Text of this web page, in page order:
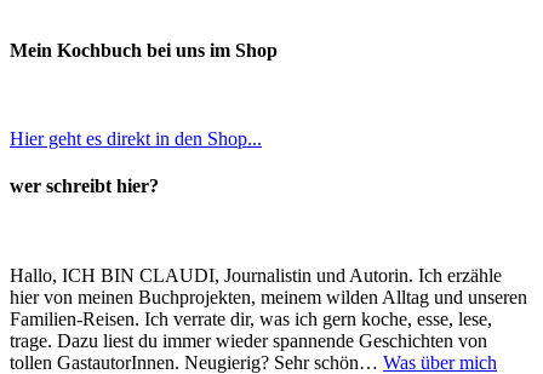
Mein Kochbuch bei uns im Shop
Hier geht es direkt in den Shop...
wer schreibt hier?
Hallo, ICH BIN CLAUDI, Journalistin und Autorin. Ich erzähle
hier von meinen Buchprojekten, meinem wilden Alltag und unseren
Familien-Reisen. Ich verrate dir, was ich gern koche, esse, lese,
trage. Dazu liest du immer wieder spannende Geschichten von
tollen GastautorInnen. Neugierig? Sehr schön… Was über mich